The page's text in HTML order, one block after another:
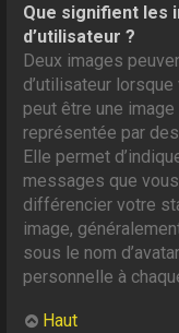
Que signifient les
d’utilisateur ?
Deux images
d’utilisateur
peut être une
représentée par
Elle permet
messages que
différencier votre
image,
sous le nom
personnelle à
Haut